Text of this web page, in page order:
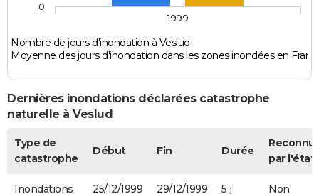
Nombre de jours d'inondation à Veslud
Moyenne des jours d'inondation dans les zones inondées en
1999
0
Dernières inondations déclarées catastrophe
naturelle à Veslud
Type de
catastrophe
Début Fin Durée
par l'état
Inondations
25/12/1999 29/12/1999 5 j Non